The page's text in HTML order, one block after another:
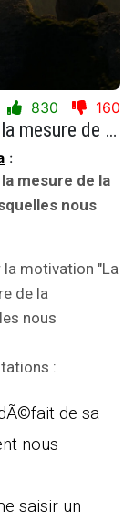
830 160
La libertÃ© et le bonheur sont Ã la mesure de la souplesse et de l'aisance avec lesquelles nous accueillons le changement.
:
mesure de la
nous
la motivation "La
de la
nous
:
de sa
nous
saisir un